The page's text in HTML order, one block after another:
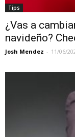
Tips
¿Vas a
navideño?
Josh Mendez - 11/06/